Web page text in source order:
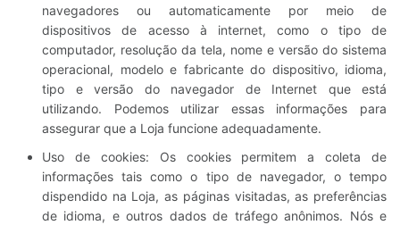
navegadores ou automaticamente por meio de
dispositivos de acesso à internet, como o tipo de
computador, resolução da tela, nome e versão do sistema
operacional, modelo e fabricante do dispositivo, idioma,
tipo e versão do navegador de Internet que está
utilizando. Podemos utilizar essas informações para
assegurar que a Loja funcione adequadamente.
Uso de cookies: Os cookies permitem a coleta de
informações tais como o tipo de navegador, o tempo
dispendido na Loja, as páginas visitadas, as preferências
de idioma, e outros dados de tráfego anônimos. Nós e